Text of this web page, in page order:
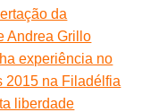
da
Andrea Grillo
experiência no
2015 na Filadélfia
liberdade